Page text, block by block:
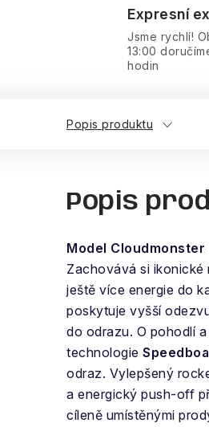
Expresní
Jsme rychlí!
13:00
hodin
Popis produktu
Popis
Model Cloudmonster
Zachovává si ikonické
ještě více energie do
poskytuje vyšší
do odrazu. O pohodlí
technologie
odraz. Vylepšený
a energický push-off
cíleně umístěnými